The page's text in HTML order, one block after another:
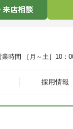
業時間 ［月～土］ 10：
採用情報